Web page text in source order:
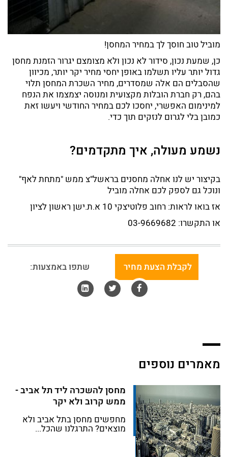
מוביל טוב חוסך לך במחיר המחסן!
כן, שמעת נכון, סידור לא נכון ולא מצומצם יגרור הזמנת מחסן
גדול יותר עליו תשלמו באופן יחסי מחיר יקר יותר, מכיוון
שהסבלים הם אלה שמסדרים, מחיר השכרת המחסן תלוי
בהם, רק חברת הובלות מקצועית ומנוסה יצמצמו את הנפח
למינימום האפשרי, יחסכו לכם במחיר החודשי ויעשו זאת
כמובן בלי לגרום לנזקים תוך כדי.
נשמע מעולה, איך מתקדמים?
בקיצור יש לנו אחלה מחסנים בראשל"צ ממש "מתחת לאף"
ונוכל גם לספק לכם אחלה מוביל
אז בואו לראות: רחוב פלוטיצקי 10 א.ת.ישן ראשון לציון
או התקשרו: 03-9669682
לקבלת הצעת מחיר שתפו באמצעות:
מאמרים נוספים
מחסן להשכרה ליד תל אביב -
ממש קרוב ולא יקר
מחפשים מחסן בתל אביב ולא
מוצאים? התרגלנו שהכל...